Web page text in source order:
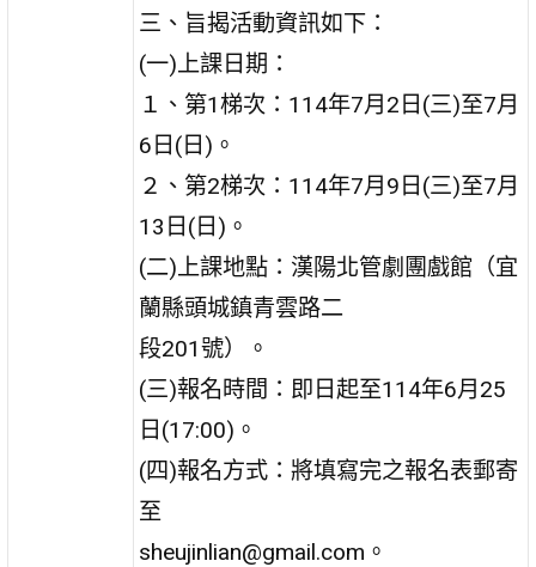
三、旨揭活動資訊如下：
(一)上課日期：
１、第1梯次：114年7月2日(三)至7月
6日(日)。
２、第2梯次：114年7月9日(三)至7月
13日(日)。
(二)上課地點：漢陽北管劇團戲館（宜
蘭縣頭城鎮青雲路二
段201號）。
(三)報名時間：即日起至114年6月25
日(17:00)。
(四)報名方式：將填寫完之報名表郵寄
至
sheujinlian@gmail.com。